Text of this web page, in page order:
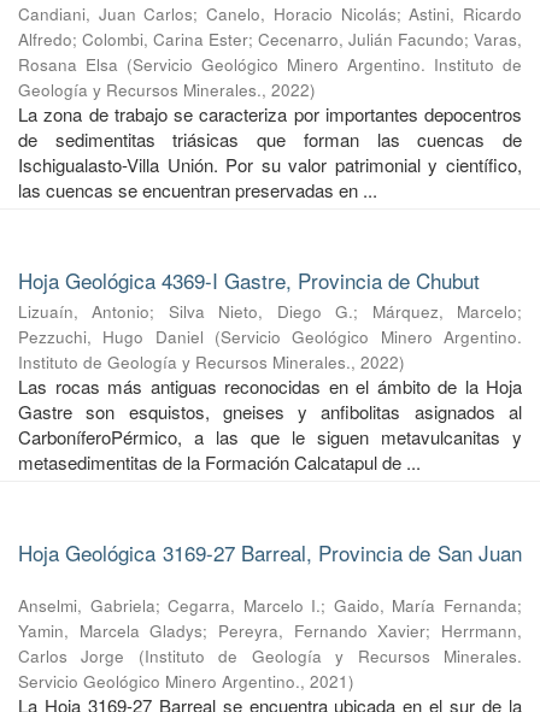
Candiani, Juan Carlos;Canelo, Horacio Nicolás;Astini, Ricardo
Alfredo; Colombi, Carina Ester; Cecenarro, Julián Facundo; Varas,
Rosana Elsa (Servicio Geológico Minero Argentino. Instituto de
Geología y Recursos Minerales., 2022)
La zona de trabajo se caracteriza por importantes depocentros
de sedimentitas triásicas que forman las cuencas de
Ischigualasto-Villa Unión. Por su valor patrimonial y cientíﬁco,
las cuencas se encuentran preservadas en ...
Hoja Geológica 4369-I Gastre, Provincia de Chubut
Lizuaín, Antonio; Silva Nieto, Diego G.; Márquez, Marcelo;
Pezzuchi, Hugo Daniel (Servicio Geológico Minero Argentino.
Instituto de Geología y Recursos Minerales., 2022)
Las rocas más antiguas reconocidas en el ámbito de la Hoja
Gastre son esquistos, gneises y anfibolitas asignados al
CarboníferoPérmico, a las que le siguen metavulcanitas y
metasedimentitas de la Formación Calcatapul de ...
Hoja Geológica 3169-27 Barreal, Provincia de San Juan
Anselmi, Gabriela;Cegarra, Marcelo I.; Gaido, María Fernanda;
Yamin, Marcela Gladys; Pereyra, Fernando Xavier; Herrmann,
Carlos Jorge
(Instituto de Geología y Recursos Minerales.
Servicio Geológico Minero Argentino., 2021)
La Hoja 3169-27 Barreal se encuentra ubicada en el sur de la